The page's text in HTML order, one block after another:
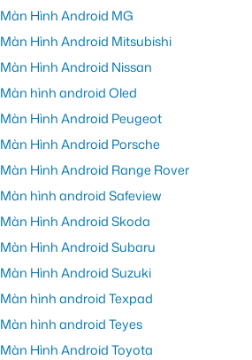
Màn Hình Android MG
Màn Hình Android Mitsubishi
Màn Hình Android Nissan
Màn hình android Oled
Màn Hình Android Peugeot
Màn Hình Android Porsche
Màn Hình Android Range Rover
Màn hình android Safeview
Màn Hình Android Skoda
Màn Hình Android Subaru
Màn Hình Android Suzuki
Màn hình android Texpad
Màn hình android Teyes
Màn Hình Android Toyota